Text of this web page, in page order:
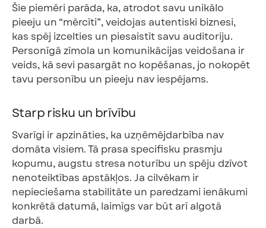
Šie piemēri parāda, ka, atrodot savu unikālo
pieeju un “mērcīti”, veidojas autentiski biznesi,
kas spēj izcelties un piesaistīt savu auditoriju.
Personīgā zīmola un komunikācijas veidošana ir
veids, kā sevi pasargāt no kopēšanas, jo nokopēt
tavu personību un pieeju nav iespējams.
Starp risku un brīvību
Svarīgi ir apzināties, ka uzņēmējdarbība nav
domāta visiem. Tā prasa specifisku prasmju
kopumu, augstu stresa noturību un spēju dzīvot
nenoteiktības apstākļos. Ja cilvēkam ir
nepieciešama stabilitāte un paredzami ienākumi
konkrētā datumā, laimīgs var būt arī algotā
darbā.